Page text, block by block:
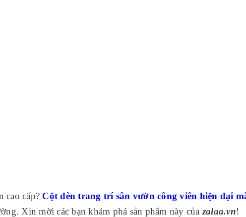
cao cấp? Cột đèn trang trí sân vườn công viên hiện đại
Xin mời các bạn khám phá sản phẩm này của zalaa.vn!